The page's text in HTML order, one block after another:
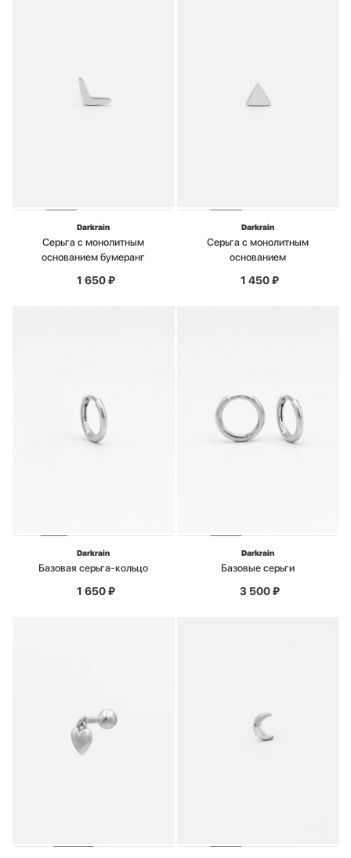
Darkrain
Серьга с монолитным
основанием бумеранг
1 650₽
Darkrain
Серьга с монолитным
основанием
1 450₽
Darkrain
Базовая серьга-кольцо
1 650₽
Darkrain
Базовые серьги
3 500₽